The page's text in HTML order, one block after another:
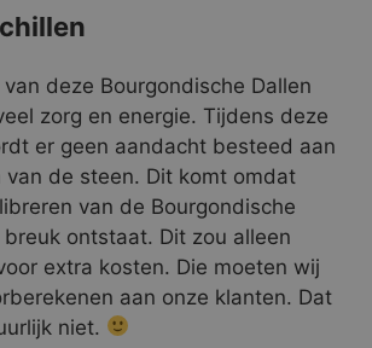
deze Bourgondische Dallen
zorg en energie. Tijdens deze
er geen aandacht besteed aan
van de steen. Dit komt omdat
van de Bourgondische
ontstaat. Dit zou alleen
extra kosten. Die moeten wij
aan onze klanten. Dat
niet.